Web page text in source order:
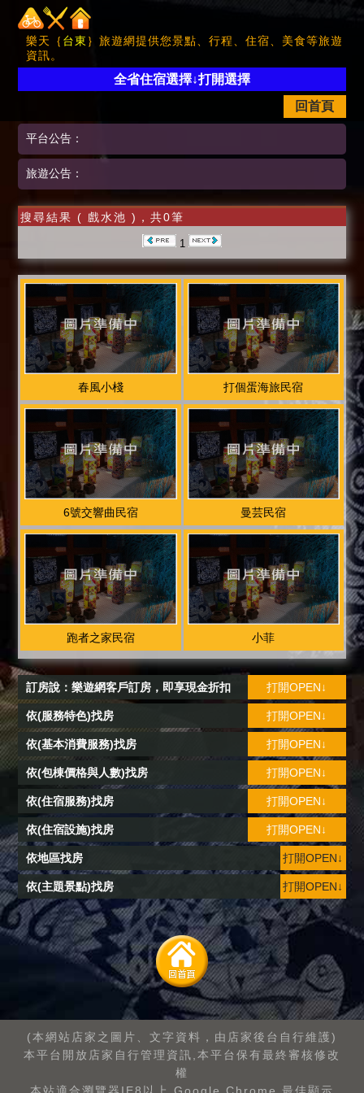
樂天｛ 台東 ｝旅遊網提供您景點、行程、住宿、美食等旅遊
資訊。
全省住宿選擇↓打開選擇
回首頁
平台公告：
旅遊公告：
搜尋結果 ( 戲水池 )，共0筆
1
春風小棧 打個蛋海旅民宿
6號交響曲民宿 曼芸民宿
跑者之家民宿 小菲
訂房說：樂遊網客戶訂房，即享現金折扣 打開OPEN↓
依(服務特色)找房 打開OPEN↓
依(基本消費服務)找房 打開OPEN↓
依(包棟價格與人數)找房 打開OPEN↓
依(住宿服務)找房 打開OPEN↓
依(住宿設施)找房 打開OPEN↓
依地區找房 打開OPEN↓
依(主題景點)找房 打開OPEN↓
(本網站店家之圖片、文字資料，由店家後台自行維護)
本平台開放店家自行管理資訊,本平台保有最終審核修改
權